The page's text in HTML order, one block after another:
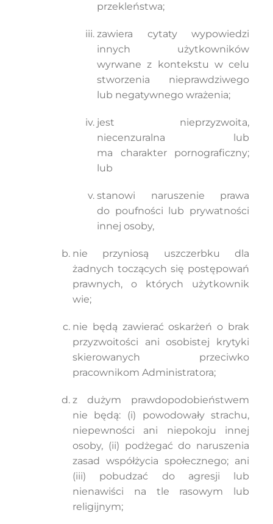
przekleństwa;
zawiera cytaty wypowiedzi
innych użytkowników
wyrwane z kontekstu w celu
stworzenia nieprawdziwego
lub negatywnego wrażenia;
jest nieprzyzwoita,
niecenzuralna lub
ma charakter pornograficzny;
lub
stanowi naruszenie prawa
do poufności lub prywatności
innej osoby,
nie przyniosą uszczerbku dla
żadnych toczących się postępowań
prawnych, o których użytkownik
wie;
nie będą zawierać oskarżeń o brak
przyzwoitości ani osobistej krytyki
skierowanych przeciwko
pracownikom Administratora;
z dużym prawdopodobieństwem
nie będą: (i) powodowały strachu,
niepewności ani niepokoju innej
osoby, (ii) podżegać do naruszenia
zasad współżycia społecznego; ani
(iii) pobudzać do agresji lub
nienawiści na tle rasowym lub
religijnym;